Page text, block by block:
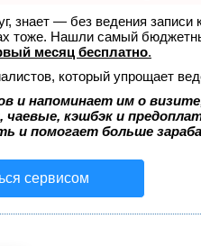
знает — без ведения
тоже. Нашли самый
месяц бесплатно.
который упрощает
и напоминает им о
чаевые, кэшбэк и
и помогает больше
сервисом